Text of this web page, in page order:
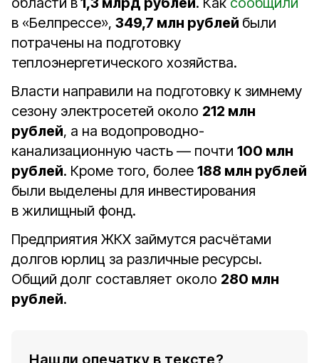
в «Белпрессе», 349,7 млн рублей были
потрачены на подготовку
теплоэнергетического хозяйства.
Власти направили на подготовку к зимнему
сезону электросетей около 212 млн
рублей, а на водопроводно-
канализационную часть — почти 100 млн
рублей. Кроме того, более 188 млн рублей
были выделены для инвестирования
в жилищный фонд.
Предприятия ЖКХ займутся расчётами
долгов юрлиц за различные ресурсы.
Общий долг составляет около 280 млн
рублей.
Нашли опечатку в тексте?